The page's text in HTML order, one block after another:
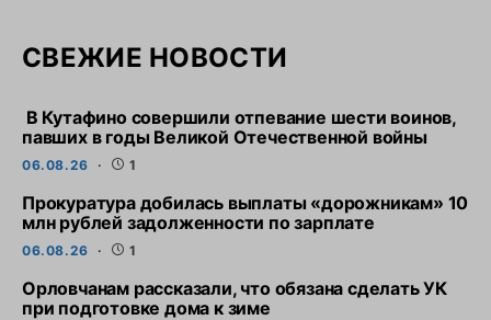
СВЕЖИЕ НОВОСТИ
В Кутафино совершили отпевание шести воинов,
павших в годы Великой Отечественной войны
06.08.26 1
Прокуратура добилась выплаты «дорожникам» 10
млн рублей задолженности по зарплате
06.08.26 1
Орловчанам рассказали, что обязана сделать УК
при подготовке дома к зиме